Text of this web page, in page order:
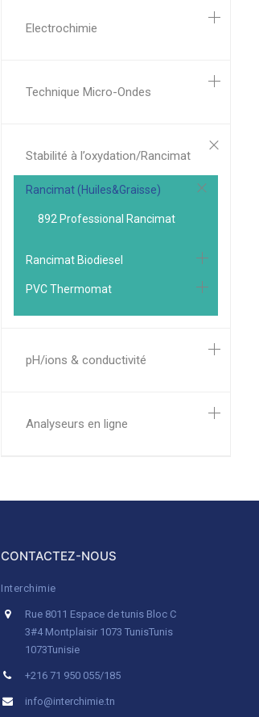
Electrochimie
Technique Micro-Ondes
Stabilité à l’oxydation/Rancimat
Rancimat (Huiles&Graisse)
892 Professional Rancimat
Rancimat Biodiesel
PVC Thermomat
pH/ions & conductivité
Analyseurs en ligne
CONTACTEZ-NOUS
Interchimie
Rue 8011 Espace de tunis Bloc C
3#4 Montplaisir 1073 TunisTunis
1073Tunisie
+216 71 950 055/185
info@interchimie.tn